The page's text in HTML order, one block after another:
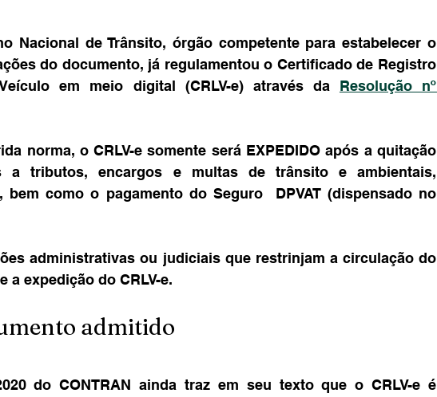
Nacional de Trânsito, órgão competente para estabelecer o
do documento, já regulamentou o Certificado de Registro
em meio digital (CRLV-e) através da Resolução nº
norma, o CRLV-e somente será EXPEDIDO após a quitação
a tributos, encargos e multas de trânsito e ambientais,
como o pagamento do Seguro  DPVAT (dispensado no
administrativas ou judiciais que restrinjam a circulação do
a expedição do CRLV-e.
admitido
do CONTRAN ainda traz em seu texto que o CRLV-e é